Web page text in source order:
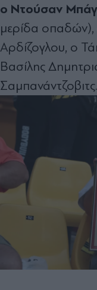
ο Ντούσαν
μερίδα
Αρδίζογλου, ο
Βασίλης
Σαμπανάντζοβιτς.